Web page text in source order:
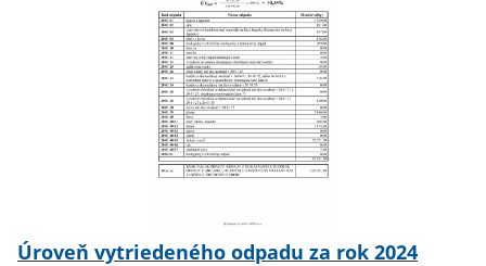
Úroveň vytriedeného odpadu za rok 2024